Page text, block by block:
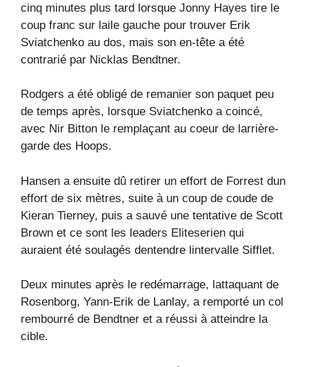
cinq minutes plus tard lorsque Jonny Hayes tire le
coup franc sur laile gauche pour trouver Erik
Sviatchenko au dos, mais son en-tête a été
contrarié par Nicklas Bendtner.
Rodgers a été obligé de remanier son paquet peu
de temps après, lorsque Sviatchenko a coincé,
avec Nir Bitton le remplaçant au coeur de larrière-
garde des Hoops.
Hansen a ensuite dû retirer un effort de Forrest dun
effort de six mètres, suite à un coup de coude de
Kieran Tierney, puis a sauvé une tentative de Scott
Brown et ce sont les leaders Eliteserien qui
auraient été soulagés dentendre lintervalle Sifflet.
Deux minutes après le redémarrage, lattaquant de
Rosenborg, Yann-Erik de Lanlay, a remporté un col
rembourré de Bendtner et a réussi à atteindre la
cible.